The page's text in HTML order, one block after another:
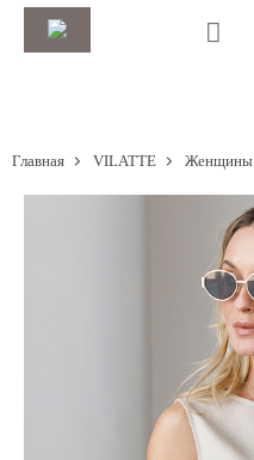
Главная VILATTE Женщины